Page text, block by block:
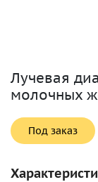
Лучевая
молочных
Под заказ